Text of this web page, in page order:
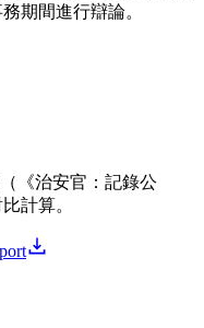
期間進行辯論。
《治安官：記錄公
計算。